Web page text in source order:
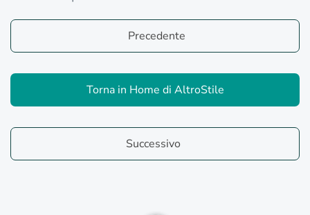
Precedente
Torna in Home di AltroStile
Successivo